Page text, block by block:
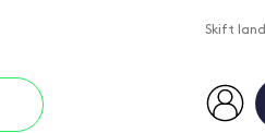
Skift land